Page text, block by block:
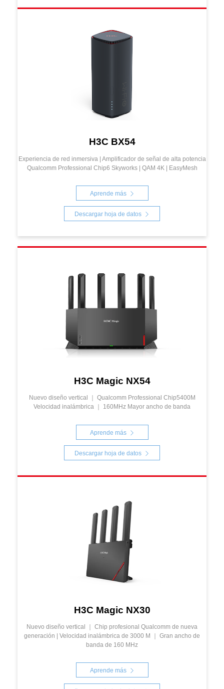
H3C BX54
Experiencia de red inmersiva | Amplificador de señal de alta potencia
Qualcomm Professional Chip6 Skyworks | QAM 4K | EasyMesh
Aprende más
Descargar hoja de datos
H3C Magic NX54
Nuevo diseño vertical ｜ Qualcomm Professional Chip5400M
Velocidad inalámbrica ｜ 160MHz Mayor ancho de banda
Aprende más
Descargar hoja de datos
H3C Magic NX30
Nuevo diseño vertical ｜ Chip profesional Qualcomm de nueva
generación | Velocidad inalámbrica de 3000 M ｜ Gran ancho de
banda de 160 MHz
Aprende más